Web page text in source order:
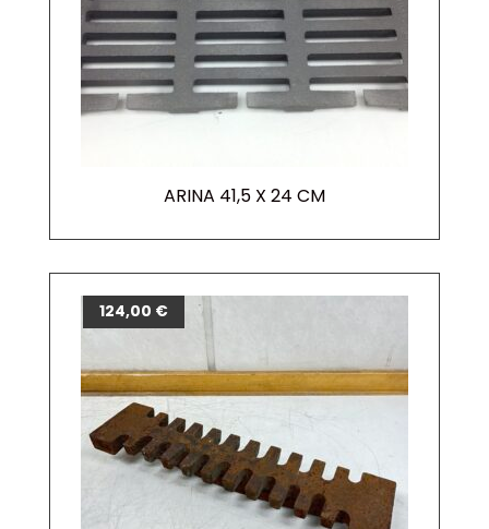
ARINA 41,5 X 24 CM
124,00 €